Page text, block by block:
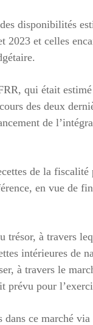
disponibilités
et celles
qui était
des deux
de
de la
en vue de
trésor, à travers
intérieures de
à travers le
pour
ce marché